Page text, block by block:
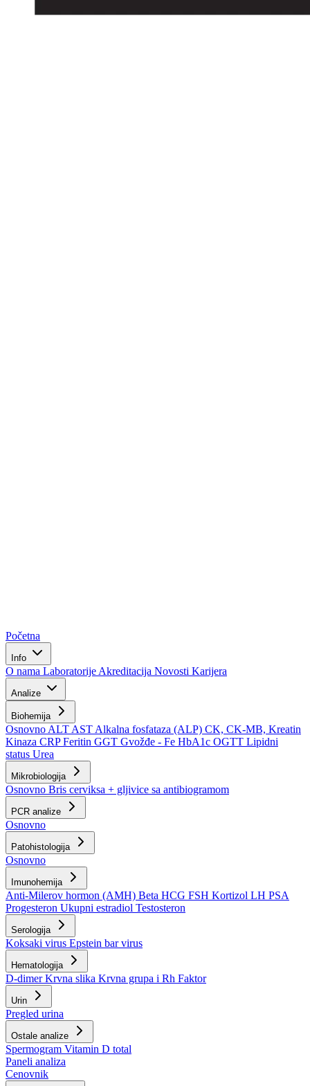
Početna
Info
O nama Laboratorije Akreditacija Novosti Karijera
Analize
Biohemija
Osnovno ALT AST Alkalna fosfataza (ALP) CK, CK-MB, Kreatin
Kinaza CRPFeritin GGT Gvožđe - Fe HbA1c OGTT Lipidni
status Urea
Mikrobiologija
Osnovno Bris cerviksa + gljivice sa antibiogramom
PCR analize
Osnovno
Patohistologija
Osnovno
Imunohemija
Anti-Milerov hormon (AMH) Beta HCG FSH Kortizol LH PSA
Progesteron Ukupni estradiol Testosteron
Serologija
Koksaki virus Epstein bar virus
Hematologija
D-dimerKrvna slika Krvna grupa i Rh Faktor
Urin
Pregled urina
Ostale analize
Spermogram Vitamin D total
Paneli analiza
Cenovnik